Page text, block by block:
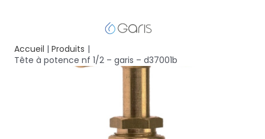
Accueil
Produits
Tête à potence nf 1/2 – garis – d37001b